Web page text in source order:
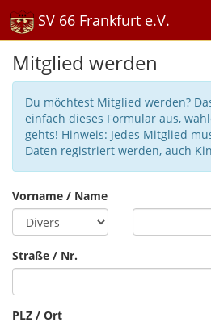
SV 66 Frankfurt e.V.
Mitglied werden
Du möchtest Mitglied werden?
einfach dieses Formular aus,
gehts! Hinweis: Jedes Mitglied
Daten registriert werden, auch
Vorname / Name
Straße / Nr.
PLZ / Ort